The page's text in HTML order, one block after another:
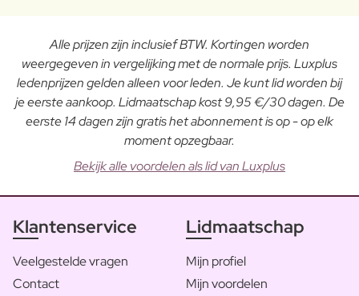
Alle prijzen zijn inclusief BTW. Kortingen worden
weergegeven in vergelijking met de normale prijs. Luxplus
ledenprijzen gelden alleen voor leden. Je kunt lid worden bij
je eerste aankoop. Lidmaatschap kost 9,95 €/30 dagen. De
eerste 14 dagen zijn gratis het abonnement is op - op elk
moment opzegbaar.
Bekijk alle voordelen als lid van Luxplus
Klantenservice
Veelgestelde vragen
Contact
Lidmaatschap
Mijn profiel
Mijn voordelen